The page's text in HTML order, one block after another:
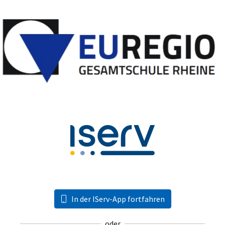
In der IServ-App fortfahren